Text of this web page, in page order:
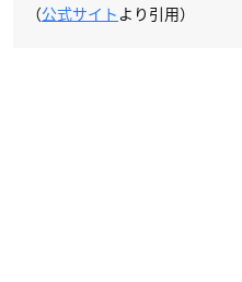
（公式サイト より引用）